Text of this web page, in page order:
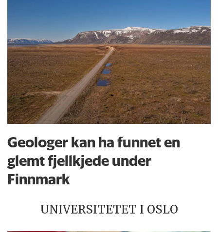
Geologer kan ha funnet en
glemt fjellkjede under
Finnmark
UNIVERSITETET I OSLO